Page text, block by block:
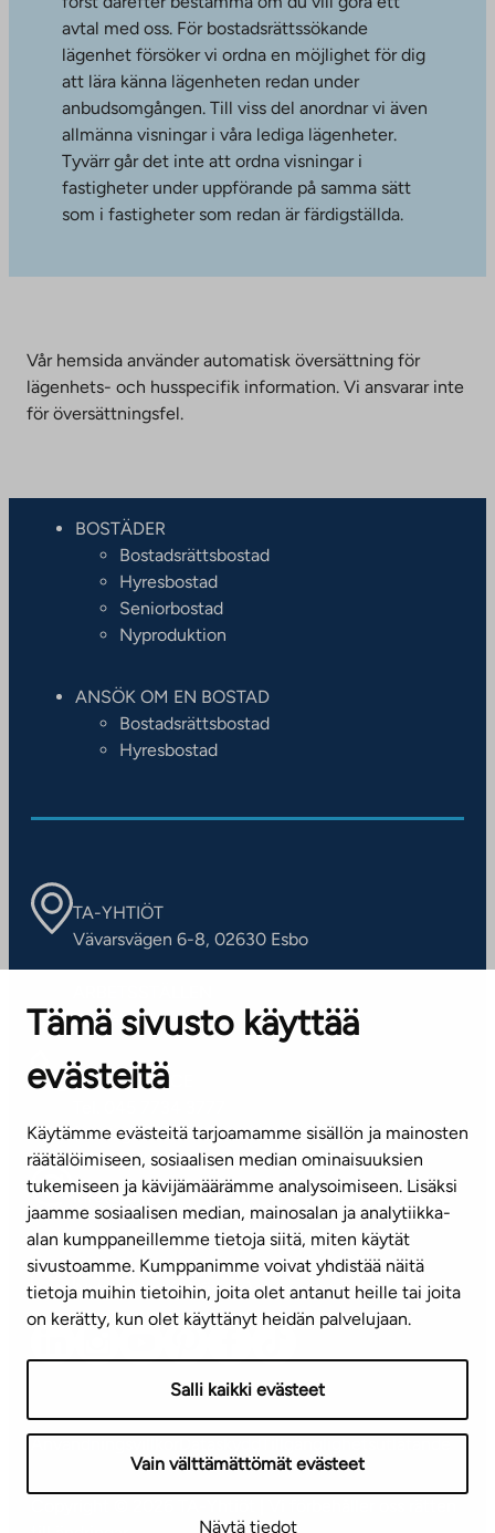
Tämä sivusto käyttää
evästeitä
Käytämme evästeitä tarjoamamme sisällön ja mainosten
räätälöimiseen, sosiaalisen median ominaisuuksien
tukemiseen ja kävijämäärämme analysoimiseen. Lisäksi
jaamme sosiaalisen median, mainosalan ja analytiikka-
alan kumppaneillemme tietoja siitä, miten käytät
sivustoamme. Kumppanimme voivat yhdistää näitä
tietoja muihin tietoihin, joita olet antanut heille tai joita
on kerätty, kun olet käyttänyt heidän palvelujaan.
Salli kaikki evästeet
Vain välttämättömät evästeet
Näytä tiedot
avtal med oss. För bostadsrättssökande
lägenhet försöker vi ordna en möjlighet för dig
att lära känna lägenheten redan under
anbudsomgången. Till viss del anordnar vi även
allmänna visningar i våra lediga lägenheter.
Tyvärr går det inte att ordna visningar i
fastigheter under uppförande på samma sätt
som i fastigheter som redan är färdigställda.
Vår hemsida använder automatisk översättning för
lägenhets- och husspecifik information. Vi ansvarar inte
för översättningsfel.
BOSTÄDER
Bostadsrättsbostad
Hyresbostad
Seniorbostad
Nyproduktion
ANSÖK OM EN BOSTAD
Bostadsrättsbostad
Hyresbostad
TA-YHTIÖT
Vävarsvägen 6-8, 02630 Esbo
Kontaktinformation
KUNDSERVICE
(vardagar kl. 8–16)
info@ta.fi
Nyhetsbrev (på finska)